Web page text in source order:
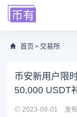
首页 > 交易所
币安新用户限
50,000 USDT
2023-09-01 发